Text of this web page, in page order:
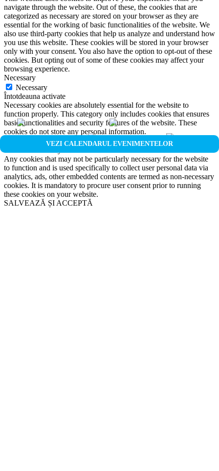
VEZI CALENDARUL EVENIMENTELOR
navigate through the website. Out of these, the cookies that are
categorized as necessary are stored on your browser as they are
essential for the working of basic functionalities of the website. We
also use third-party cookies that help us analyze and understand how
you use this website. These cookies will be stored in your browser
only with your consent. You also have the option to opt-out of these
cookies. But opting out of some of these cookies may affect your
browsing experience.
Necessary
Necessary
Întotdeauna activate
Necessary cookies are absolutely essential for the website to
function properly. This category only includes cookies that ensures
basic functionalities and security features of the website. These
cookies do not store any personal information.
Non-necessary
Any cookies that may not be particularly necessary for the website
to function and is used specifically to collect user personal data via
analytics, ads, other embedded contents are termed as non-necessary
cookies. It is mandatory to procure user consent prior to running
these cookies on your website.
SALVEAZĂ ȘI ACCEPTĂ